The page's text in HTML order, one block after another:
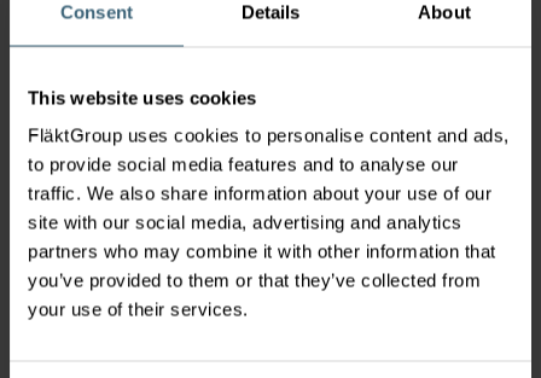
Consent Details About
This website uses cookies
FläktGroup uses cookies to personalise content and ads,
to provide social media features and to analyse our
traffic. We also share information about your use of our
site with our social media, advertising and analytics
partners who may combine it with other information that
you’ve provided to them or that they’ve collected from
your use of their services.
Jag har glömt mitt lösenord. Hur återställer
jag det?
klicka på "Glömt ditt lösenord?" Följ anvisningarna för att ange
dina inloggningsuppgifter och skapa ett nytt lösenord.
Klicka här
Hur ändrar jag mina standardkontouppgifter, t
ex faktureringsadress?
Om du vill uppdatera informationen på ditt konto, t ex namn,
faktureringsadress osv.